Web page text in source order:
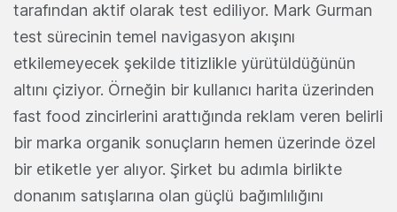
tarafından aktif olarak test ediliyor. Mark Gurman
test sürecinin temel navigasyon akışını
etkilemeyecek şekilde titizlikle yürütüldüğünün
altını çiziyor. Örneğin bir kullanıcı harita üzerinden
fast food zincirlerini arattığında reklam veren belirli
bir marka organik sonuçların hemen üzerinde özel
bir etiketle yer alıyor. Şirket bu adımla birlikte
donanım satışlarına olan güçlü bağımlılığını